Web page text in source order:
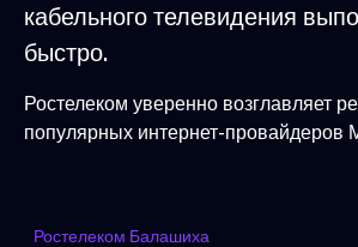
кабельного телевидения
быстро.
Ростелеком уверенно возглавляет
популярных интернет-провайдеров
Ростелеком Балашиха